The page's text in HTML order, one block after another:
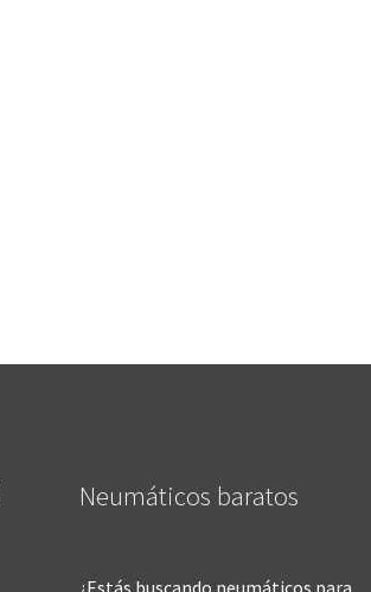
Neumáticos baratos
¿Estás buscando neumáticos para